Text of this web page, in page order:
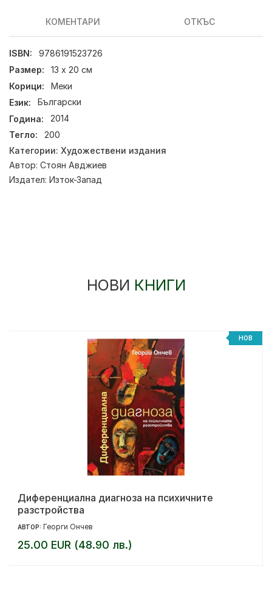
КОМЕНТАРИ ОТКЪС
ISBN:
9786191523726
Размер:
13 х 20 см
Корици:
Меки
Език:
Български
Година:
2014
Тегло:
200
Категории: Художествени издания
Автор: Стоян Авджиев
Издател: Изток-Запад
НОВИ КНИГИ
НОВ
Диференциална диагноза на психичните
разстройства
АВТОР: Георги Ончев
25.00 EUR (48.90 лв.)